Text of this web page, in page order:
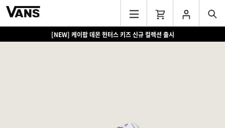
[NEW] 케이팝 데몬 헌터스 키즈 신규 컬렉션 출시
[EVENT] 15만원 이상 구매 시 쿨러백 증정